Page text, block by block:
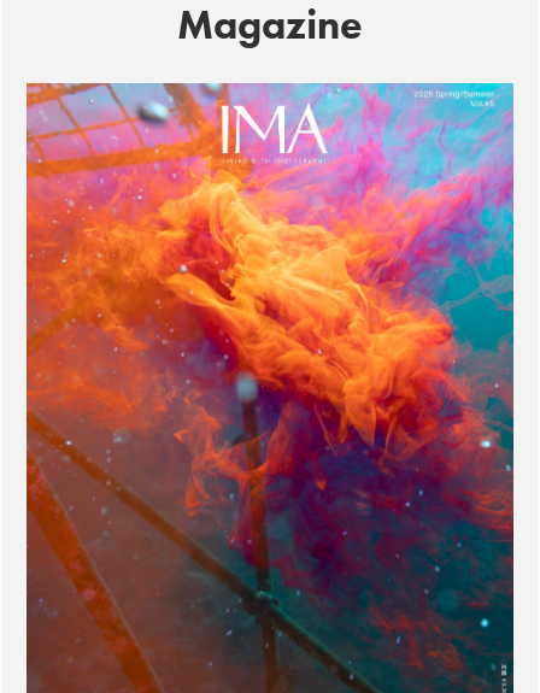
Magazine